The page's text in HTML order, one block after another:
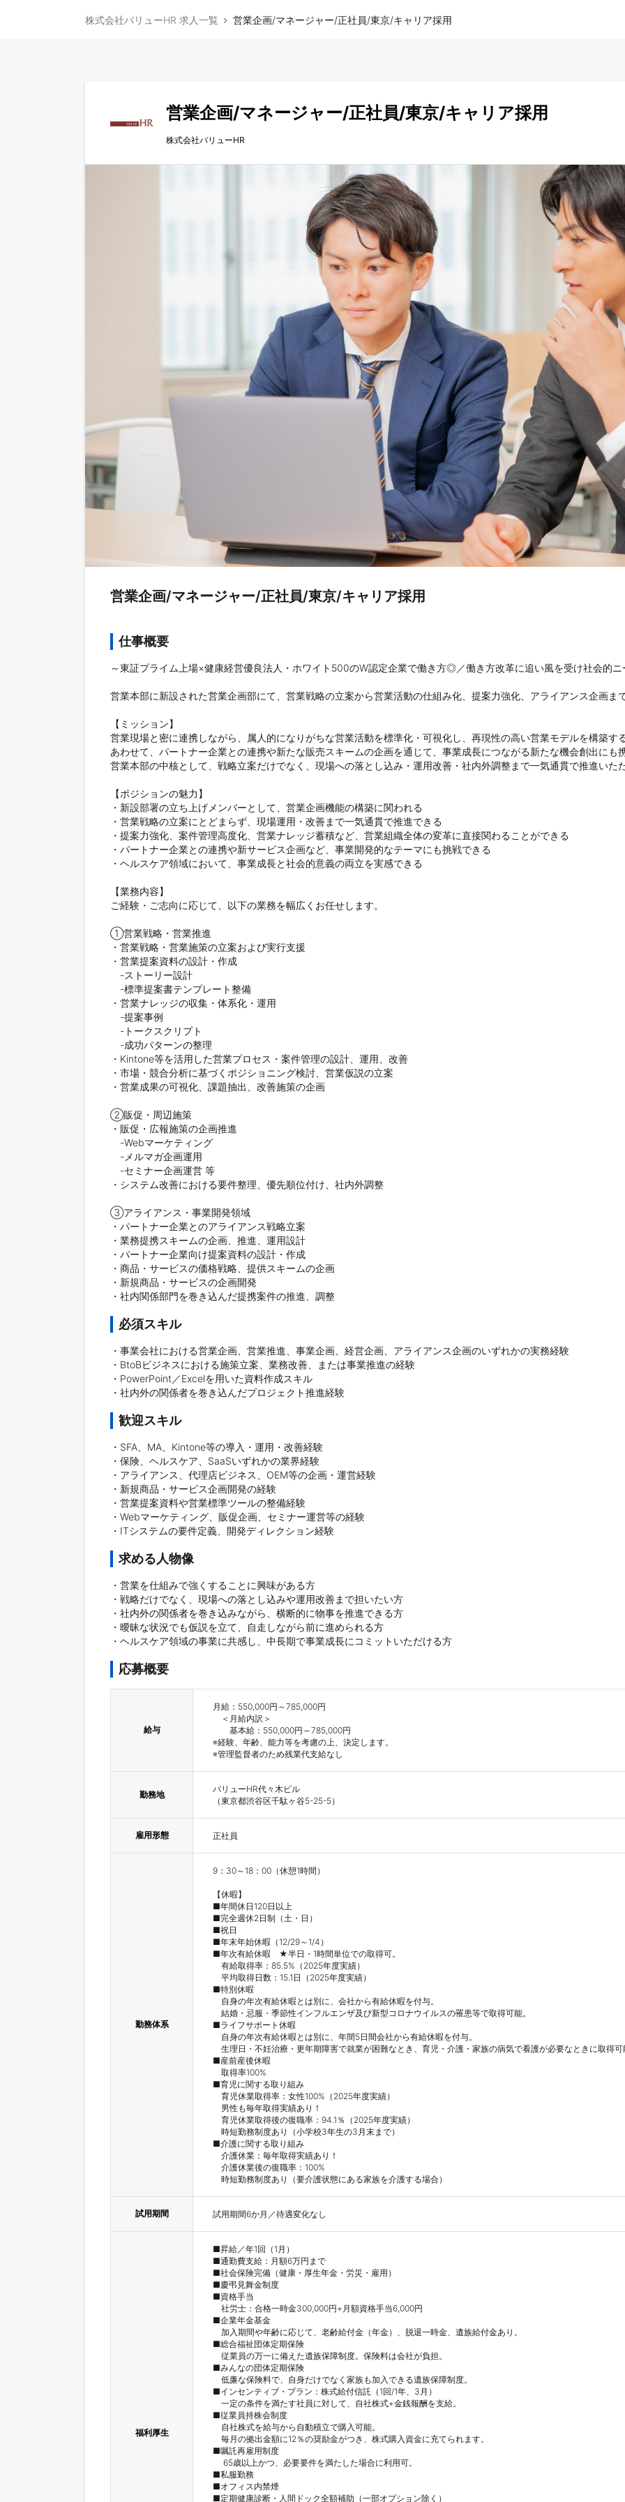
株式会社バリューHR 求人一覧 営業企画/マネージャー/正社員/東京/キャリア採用
営業企画/マネージャー/正社員/東京/キャリア採用
株式会社バリューHR
営業企画/マネージャー/正社員/東京/キャリア採用
仕事概要
～東証プライム上場×健康経営優良法人・ホワイト500のW認定企業で働き方◎／働き方改革に追い風を受け社会的ニ
営業本部に新設された営業企画部にて、営業戦略の立案から営業活動の仕組み化、提案力強化、アライアンス企画ま
【ミッション】
営業現場と密に連携しながら、属人的になりがちな営業活動を標準化・可視化し、再現性の高い営業モデルを構築す
あわせて、パートナー企業との連携や新たな販売スキームの企画を通じて、事業成長につながる新たな機会創出にも
営業本部の中核として、戦略立案だけでなく、現場への落とし込み・運用改善・社内外調整まで一気通貫で推進いた
【ポジションの魅力】
・新設部署の立ち上げメンバーとして、営業企画機能の構築に関われる
・営業戦略の立案にとどまらず、現場運用・改善まで一気通貫で推進できる
・提案力強化、案件管理高度化、営業ナレッジ蓄積など、営業組織全体の変革に直接関わることができる
・パートナー企業との連携や新サービス企画など、事業開発的なテーマにも挑戦できる
・ヘルスケア領域において、事業成長と社会的意義の両立を実感できる
【業務内容】
ご経験・ご志向に応じて、以下の業務を幅広くお任せします。
①営業戦略・営業推進
・営業戦略・営業施策の立案および実行支援
・営業提案資料の設計・作成
-ストーリー設計
-標準提案書テンプレート整備
・営業ナレッジの収集・体系化・運用
-提案事例
-トークスクリプト
-成功パターンの整理
・Kintone等を活用した営業プロセス・案件管理の設計、運用、改善
・市場・競合分析に基づくポジショニング検討、営業仮説の立案
・営業成果の可視化、課題抽出、改善施策の企画
②販促・周辺施策
・販促・広報施策の企画推進
-Webマーケティング
-メルマガ企画運用
-セミナー企画運営 等
・システム改善における要件整理、優先順位付け、社内外調整
③アライアンス・事業開発領域
・パートナー企業とのアライアンス戦略立案
・業務提携スキームの企画、推進、運用設計
・パートナー企業向け提案資料の設計・作成
・商品・サービスの価格戦略、提供スキームの企画
・新規商品・サービスの企画開発
必須スキル
・事業会社における営業企画、営業推進、事業企画、経営企画、アライアンス企画のいずれかの実務経験
・BtoBビジネスにおける施策立案、業務改善、または事業推進の経験
・PowerPoint／Excelを用いた資料作成スキル
歓迎スキル
・SFA、MA、Kintone等の導入・運用・改善経験
・保険、ヘルスケア、SaaSいずれかの業界経験
・アライアンス、代理店ビジネス、OEM等の企画・運営経験
・新規商品・サービス企画開発の経験
・営業提案資料や営業標準ツールの整備経験
・Webマーケティング、販促企画、セミナー運営等の経験
求める人物像
・営業を仕組みで強くすることに興味がある方
・戦略だけでなく、現場への落とし込みや運用改善まで担いたい方
・社内外の関係者を巻き込みながら、横断的に物事を推進できる方
・曖昧な状況でも仮説を立て、自走しながら前に進められる方
応募概要
給与
月給：550,000円～785,000円
＜月給内訳＞
基本給：550,000円～785,000円
※経験、年齢、能力等を考慮の上、決定します。
※管理監督者のため残業代支給なし
勤務地
バリューHR代々木ビル
（東京都渋谷区千駄ヶ谷5-25-5）
雇用形態 正社員
勤務体系
9：30～18：00（休憩1時間）
【休暇】
■年間休日120日以上
■完全週休2日制（土・日）
■祝日
■年末年始休暇（12/29～1/4）
■年次有給休暇　★半日・1時間単位での取得可。
有給取得率：85.5%（2025年度実績）
平均取得日数：15.1日（2025年度実績）
■特別休暇
自身の年次有給休暇とは別に、会社から有給休暇を付与。
結婚・忌服・季節性インフルエンザ及び新型コロナウイルスの罹患等で取得可能。
■ライフサポート休暇
自身の年次有給休暇とは別に、年間5日間会社から有給休暇を付与。
生理日・不妊治療・更年期障害で就業が困難なとき、育児・介護・家族の病気で看護が必要なときに取得可
■産前産後休暇
取得率100%
■育児に関する取り組み
育児休業取得率：女性100%（2025年度実績）
男性も毎年取得実績あり！
育児休業取得後の復職率：94.1％（2025年度実績）
時短勤務制度あり（小学校3年生の3月末まで）
■介護に関する取り組み
介護休業：毎年取得実績あり！
介護休業後の復職率：100%
時短勤務制度あり（要介護状態にある家族を介護する場合）
試用期間 試用期間6か月／待遇変化なし
福利厚生
■昇給／年1回（1月）
■通勤費支給：月額6万円まで
■社会保険完備（健康・厚生年金・労災・雇用）
■慶弔見舞金制度
■資格手当
社労士：合格一時金300,000円+月額資格手当6,000円
■企業年金基金
加入期間や年齢に応じて、老齢給付金（年金）、脱退一時金、遺族給付金あり。
■総合福祉団体定期保険
従業員の万一に備えた遺族保障制度。保険料は会社が負担。
■みんなの団体定期保険
低廉な保険料で、自身だけでなく家族も加入できる遺族保障制度。
■インセンティブ・プラン：株式給付信託（1回/1年、3月）
一定の条件を満たす社員に対して、自社株式+金銭報酬を支給。
■従業員持株会制度
自社株式を給与から自動積立で購入可能。
毎月の拠出金額に12％の奨励金がつき、株式購入資金に充てられます。
■嘱託再雇用制度
■私服勤務
■オフィス内禁煙
■定期健康診断・人間ドック全額補助（一部オプション除く）